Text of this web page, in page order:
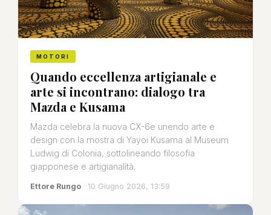
MOTORI
Quando eccellenza artigianale e
arte si incontrano: dialogo tra
Mazda e Kusama
Mazda celebra la nuova CX-6e unendo arte e
design con la mostra di Yayoi Kusama al Museum
Ludwig di Colonia, sottolineando filosofia
giapponese e artigianalità.
Ettore Rungo · 10 Giugno 2026, 13:59